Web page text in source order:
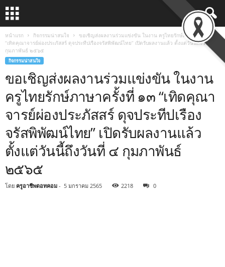
หน้าแรก กิจกรรมน่าสนใจ
ขอเชิญส่งผลงานร่วมแข่งขัน ในงาน ครูไทยรักษ์ภาษาครั้งที่ ๑๓
“เทิดคุณาจารย์ผ่องประภัสสร์ ดุจประทีปเรืองจรัสพิพัฒน์ไทย” เปิดรับผลงานแล้ว ตั้งแต่วันนี้ถึงวันที่ ๔
กุมภาพันธ์ ๒๕๖๕
กิจกรรมน่าสนใจ
ขอเชิญส่งผลงานร่วมแข่งขัน ในงาน
ครูไทยรักษ์ภาษาครั้งที่ ๑๓ “เทิดคุณา
จารย์ผ่องประภัสสร์ ดุจประทีปเรือง
จรัสพิพัฒน์ไทย” เปิดรับผลงานแล้ว
ตั้งแต่วันนี้ถึงวันที่ ๔ กุมภาพันธ์
๒๕๖๕
โดย ครูอาชีพดอทคอม - 5 มกราคม 2565 2218 0